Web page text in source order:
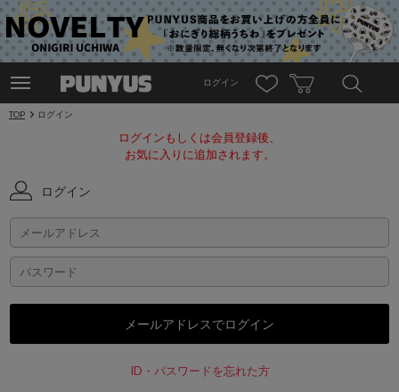
ログイン
TOP ログイン
ログインもしくは会員登録後、
お気に入りに追加されます。
ログイン
ID・パスワードを忘れた方